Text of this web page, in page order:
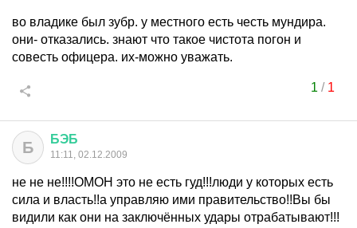
во владике был зубр. у местного есть честь мундира.
они- отказались. знают что такое чистота погон и
совесть офицера. их-можно уважать.
1 / 1
Б БЭБ
11:11, 02.12.2009
не не не!!!!ОМОН это не есть гуд!!!люди у которых есть
сила и власть!!а управляю ими правительство!!Вы бы
видили как они на заключённых удары отрабатывают!!!